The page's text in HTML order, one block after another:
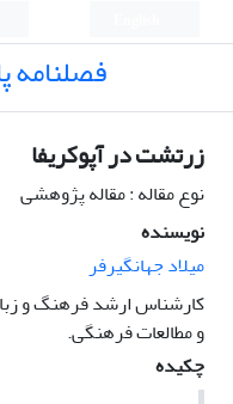
فصلنامه
زرتشت در آپوکریفا
نوع مقاله : مقاله پژوهشی
نویسنده
میلاد جهانگیرفر
کارشناس ارشد فرهنگ و
و مطالعات فرهنگی.
چکیده